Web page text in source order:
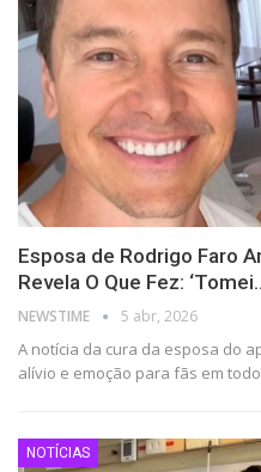
Esposa de Rodrigo Faro
Revela O Que Fez:
NEWSTIME 5 abr, 2026
A notícia da cura da esposa do
alívio e emoção para fãs em
NOTÍCIAS